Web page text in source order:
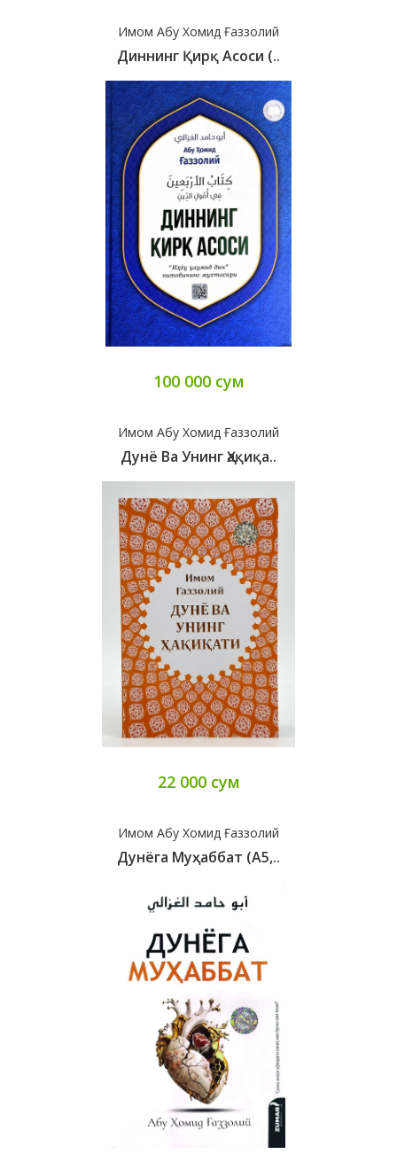
Имом Абу Хомид Ғаззолий
Диннинг Қирқ Асоси (..
100 000 сум
Имом Абу Хомид Ғаззолий
Дунё Ва Унинг Ҳақиқа..
22 000 сум
Имом Абу Хомид Ғаззолий
Дунёга Муҳаббат (А5,..